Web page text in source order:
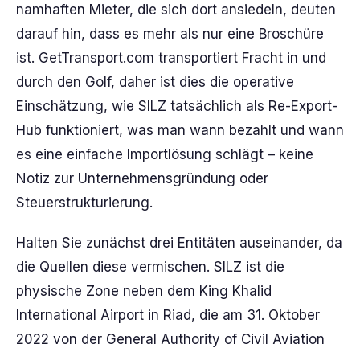
namhaften Mieter, die sich dort ansiedeln, deuten
darauf hin, dass es mehr als nur eine Broschüre
ist. GetTransport.com transportiert Fracht in und
durch den Golf, daher ist dies die operative
Einschätzung, wie SILZ tatsächlich als Re-Export-
Hub funktioniert, was man wann bezahlt und wann
es eine einfache Importlösung schlägt – keine
Notiz zur Unternehmensgründung oder
Steuerstrukturierung.
Halten Sie zunächst drei Entitäten auseinander, da
die Quellen diese vermischen. SILZ ist die
physische Zone neben dem King Khalid
International Airport in Riad, die am 31. Oktober
2022 von der General Authority of Civil Aviation